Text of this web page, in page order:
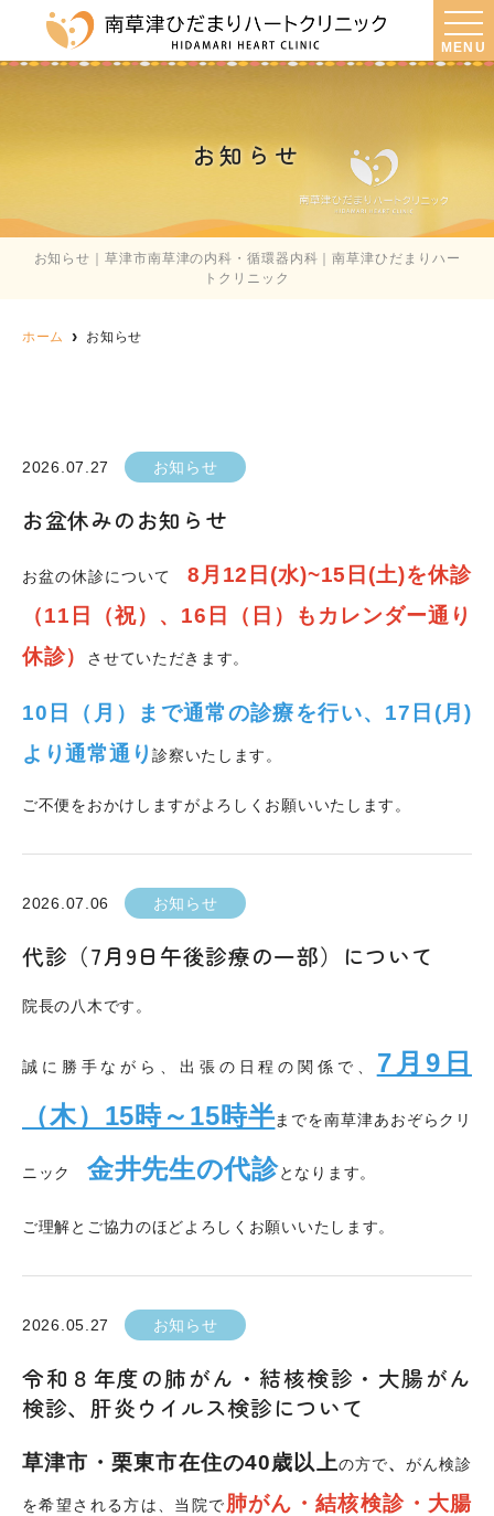
MENU
お知らせ
お知らせ｜草津市南草津の内科・循環器内科｜南草津ひだまりハー
トクリニック
ホーム お知らせ
2026.07.27 お知らせ
お盆休みのお知らせ
お盆の休診について 8月12日(水)~15日(土)を休診
（11日（祝）、16日（日）もカレンダー通り
休診）
させていただきます。
10日（月）まで通常の診療を行い、17日(月)
より通常通り診察いたします。
ご不便をおかけしますがよろしくお願いいたします。
2026.07.06 お知らせ
代診（7月9日午後診療の一部）について
院長の八木です。
誠に勝手ながら、出張の日程の関係で、 7月9日
（木）15時～15時半までを南草津あおぞらクリ
ニック 金井先生の代診となります。
ご理解とご協力のほどよろしくお願いいたします。
2026.05.27 お知らせ
令和８年度の肺がん・結核検診・大腸がん
検診、肝炎ウイルス検診について
草津市・栗東市在住の40歳以上の方で、 がん検診
を希望される方は、当院で肺がん・結核検診・大腸